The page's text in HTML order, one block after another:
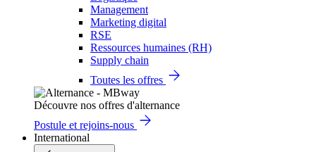
Management
Marketing digital
RSE
Ressources humaines (RH)
Supply chain
Toutes les offres
Découvre nos offres d'alternance
Postule et rejoins-nous
International